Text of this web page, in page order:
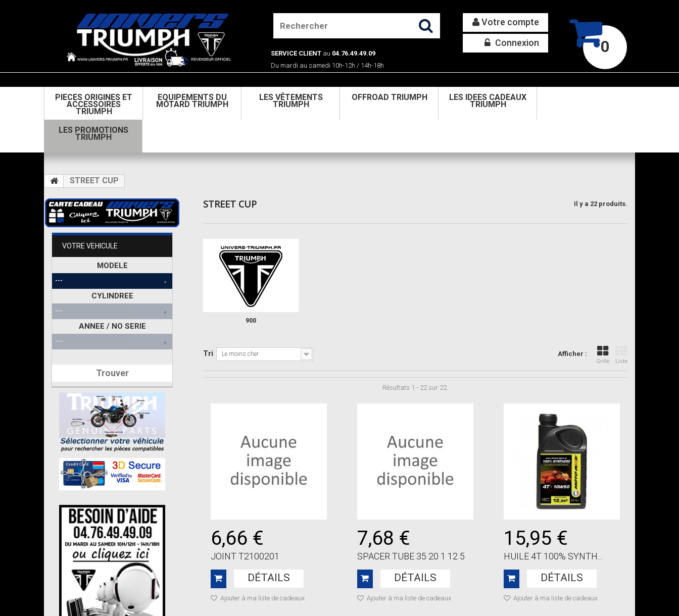
0
Votre compte
Connexion
SERVICE CLIENT au 04.76.49.49.09
Du mardi au samedi 10h-12h / 14h-18h
PIECES ORIGINES ET
ACCESSOIRES
TRIUMPH
EQUIPEMENTS DU
MOTARD TRIUMPH
LES VÊTEMENTS
TRIUMPH
OFFROAD TRIUMPH LES IDEES CADEAUX
TRIUMPH
LES PROMOTIONS
TRIUMPH
STREET CUP
VOTRE VEHICULE
MODELE
CYLINDREE
ANNEE / NO SERIE
Trouver
STREET CUP Il y a 22 produits.
900
Afficher :
Grille Liste
Tri Le moins cher
Résultats 1 - 22 sur 22.
6,66 €
JOINT T2100201
DÉTAILS
Ajouter à ma liste de cadeaux
7,68 €
SPACER TUBE 35 20 1 12 5
DÉTAILS
Ajouter à ma liste de cadeaux
15,95 €
HUILE 4T 100% SYNTH...
DÉTAILS
Ajouter à ma liste de cadeaux